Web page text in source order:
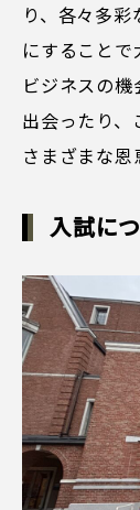
り、各々多
にすることで
ビジネスの
出会ったり、
さまざまな恩
入試に